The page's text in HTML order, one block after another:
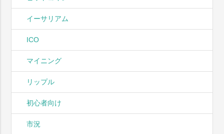
イーサリアム
ICO
マイニング
リップル
初心者向け
市況